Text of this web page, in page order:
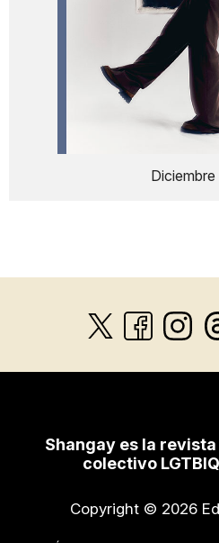
Shangay es la
colectivo
Copyright © 2026